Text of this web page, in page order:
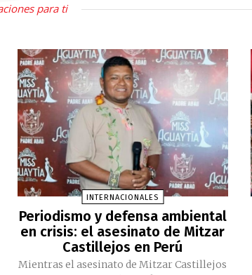
para ti
INTERNACIONALES
Periodismo y defensa ambiental
en crisis: el asesinato de Mitzar
Castillejos en Perú
Mientras el asesinato de Mitzar Castillejos